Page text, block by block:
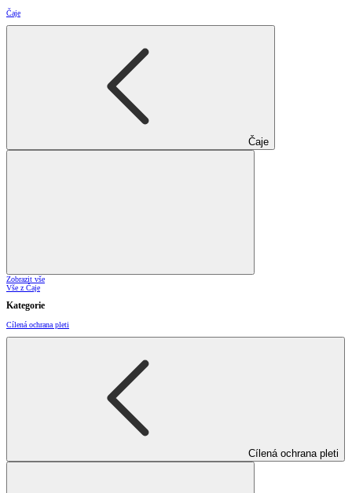
Čaje
Čaje
Zobrazit vše
Vše z Čaje
Kategorie
Cílená ochrana pleti
Cílená ochrana pleti